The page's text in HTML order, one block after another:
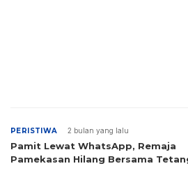
PERISTIWA 2 bulan yang lalu
Pamit Lewat WhatsApp, Remaja
Pamekasan Hilang Bersama